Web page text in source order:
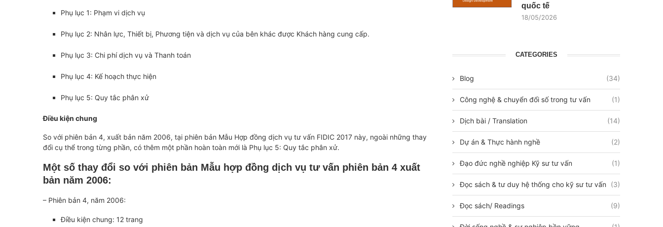
Phụ lục 1: Phạm vi dịch vụ
Phụ lục 2: Nhân lực, Thiết bị, Phương tiện và dịch vụ của bên khác được Khách hàng cung cấp.
Phụ lục 3: Chi phí dịch vụ và Thanh toán
Phụ lục 4: Kế hoạch thực hiện
Phụ lục 5: Quy tắc phân xử
Điều kiện chung
So với phiên bản 4, xuất bản năm 2006, tại phiên bản Mẫu Hợp đồng dịch vụ tư vấn FIDIC 2017 này, ngoài những thay
đổi cụ thể trong từng phần, có thêm một phần hoàn toàn mới là Phụ lục 5: Quy tắc phân xử.
Một số thay đổi so với phiên bản Mẫu hợp đồng dịch vụ tư vấn phiên bản 4 xuất
bản năm 2006:
– Phiên bản 4, năm 2006:
Điều kiện chung: 12 trang
quốc tế
18/05/2026
CATEGORIES
Blog (34)
Công nghệ & chuyển đổi số trong tư vấn (1)
Dịch bài / Translation (14)
Dự án & Thực hành nghề (2)
Đạo đức nghề nghiệp Kỹ sư tư vấn (1)
Đọc sách & tư duy hệ thống cho kỹ sư tư vấn (3)
Đọc sách/ Readings (9)